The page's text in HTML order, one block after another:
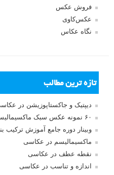
بخش های تازه لنزک
پروژه های عکاسی
مصاحبه با عکاسان
مسابقه عکاسی
فروش عکس
عکس‌کاوی
نگاه عکاس